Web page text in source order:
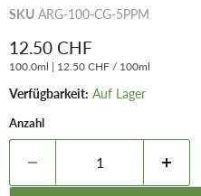
SKU ARG-100-CG-5PPM
Aktueller Preis
12.50 CHF
100.0ml | 12.50 CHF / 100ml
Verfügbarkeit: Auf Lager
Anzahl